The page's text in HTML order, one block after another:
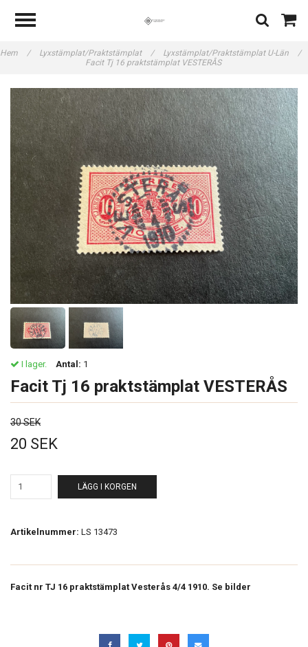
Hem / Lyxstämplat/Praktstämplat / Lyxstämplat/Praktstämplat U-Län
/
Facit Tj 16 praktstämplat VESTERÅS
I lager. Antal: 1
Facit Tj 16 praktstämplat VESTERÅS
30 SEK
20 SEK
LÄGG I KORGEN
Artikelnummer: LS 13473
Facit nr TJ 16 praktstämplat Vesterås 4/4 1910. Se bilder